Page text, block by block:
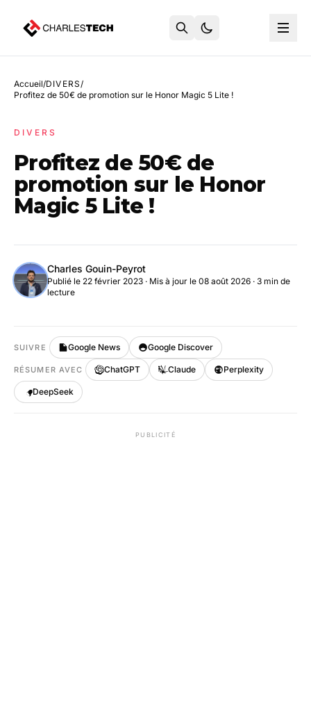
Accueil/DIVERS/
Profitez de 50€ de promotion sur le Honor Magic 5 Lite !
DIVERS
Profitez de 50€ de
promotion sur le Honor
Magic 5 Lite !
Charles Gouin-Peyrot
Publié le 22 février 2023 · Mis à jour le 08 août 2026 · 3 min de
lecture
SUIVRE Google News Google Discover
RÉSUMER AVEC ChatGPT Claude Perplexity
DeepSeek
PUBLICITÉ